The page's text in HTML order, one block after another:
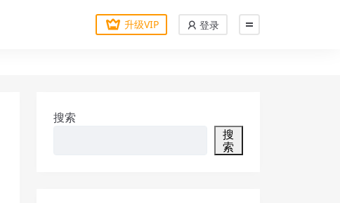
升级VIP 登录
搜索
搜
索